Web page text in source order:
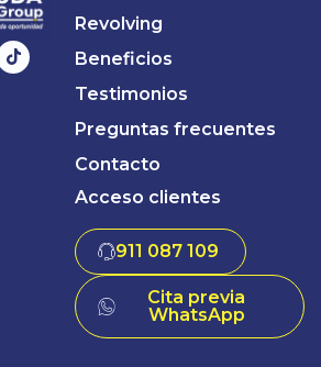
Revolving
Beneficios
Testimonios
Preguntas frecuentes
Contacto
Acceso clientes
911 087 109
Cita previa
WhatsApp